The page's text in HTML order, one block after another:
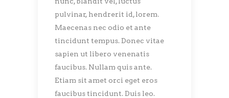
pulvinar, hendrerit id, lorem.
Maecenas nec odio et ante
tincidunt tempus. Donec vitae
sapien ut libero venenatis
faucibus. Nullam quis ante.
Etiam sit amet orci eget eros
faucibus tincidunt. Duis leo.